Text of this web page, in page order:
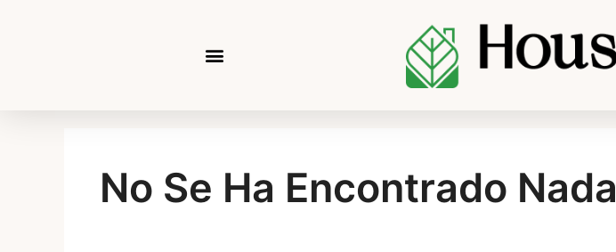
No Se Ha Encontrado Nada